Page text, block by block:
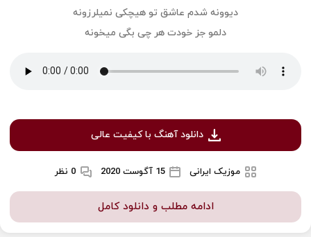
دیوونه شدم عاشق تو هیچکی نمیلرزونه
دلمو جز خودت هر چی بگی میخونه
دانلود آهنگ با کیفیت عالی
موزیک ایرانی 15 آگوست 2020 0 نظر
ادامه مطلب و دانلود کامل